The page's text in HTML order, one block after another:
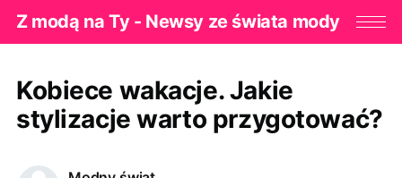
Z modą na Ty - Newsy ze świata mody
Kobiece wakacje. Jakie
stylizacje warto przygotować?